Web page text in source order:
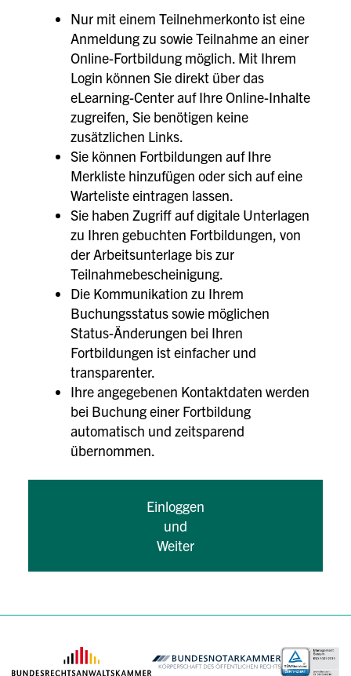
Nur mit einem Teilnehmerkonto ist eine
Anmeldung zu sowie Teilnahme an einer
Online-Fortbildung möglich. Mit Ihrem
Login können Sie direkt über das
eLearning-Center auf Ihre Online-Inhalte
zugreifen, Sie benötigen keine
zusätzlichen Links.
Sie können Fortbildungen auf Ihre
Merkliste hinzufügen oder sich auf eine
Warteliste eintragen lassen.
Sie haben Zugriff auf digitale Unterlagen
zu Ihren gebuchten Fortbildungen, von
der Arbeitsunterlage bis zur
Teilnahmebescheinigung.
Die Kommunikation zu Ihrem
Buchungsstatus sowie möglichen
Status-Änderungen bei Ihren
Fortbildungen ist einfacher und
transparenter.
Ihre angegebenen Kontaktdaten werden
bei Buchung einer Fortbildung
automatisch und zeitsparend
übernommen.
Einloggen
und
Weiter